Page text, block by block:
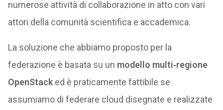
numerose attività di collaborazione in atto con vari
attori della comunità scientifica e accademica.
La soluzione che abbiamo proposto per la
federazione è basata su un modello multi‐regione
OpenStacked è praticamente fattibile se
assumiamo di federare cloud disegnate e realizzate